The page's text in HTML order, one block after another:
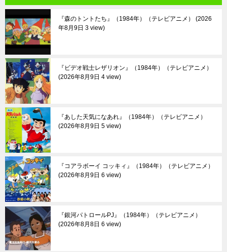
『森のトントたち』（1984年）（テレビアニメ）
2026
年8月9日 3 view
『ビデオ戦士レザリオン』（1984年）（テレビアニメ）
2026年8月9日 4 view
『あした天気になあれ』（1984年）（テレビアニメ）
2026年8月9日 5 view
『コアラボーイ コッキィ』（1984年）（テレビアニメ）
2026年8月9日 6 view
『銀河パトロールPJ』（1984年）（テレビアニメ）
2026年8月8日 6 view